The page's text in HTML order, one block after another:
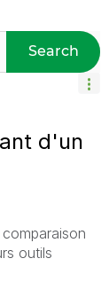
Search
d'un
outils